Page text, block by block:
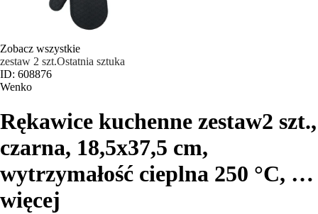
Zobacz wszystkie
zestaw 2 szt.Ostatnia sztuka
ID: 608876
Wenko
Rękawice kuchenne zestaw2 szt.,
czarna, 18,5x37,5 cm,
wytrzymałość cieplna 250 °C, …
więcej